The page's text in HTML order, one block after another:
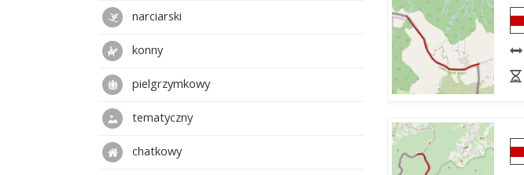
narciarski
konny
pielgrzymkowy
tematyczny
chatkowy